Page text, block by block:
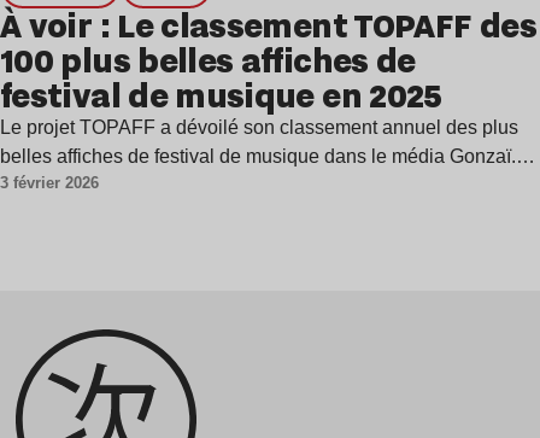
À voir : Le classement TOPAFF des
100 plus belles affiches de
festival de musique en 2025
Le projet TOPAFF a dévoilé son classement annuel des plus
belles affiches de festival de musique dans le média Gonzaï.…
3 février 2026